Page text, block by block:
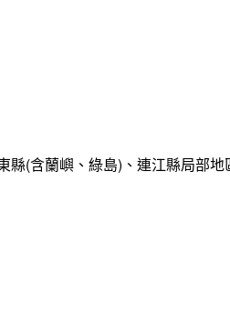
(含蘭嶼、綠島)、連江縣局部